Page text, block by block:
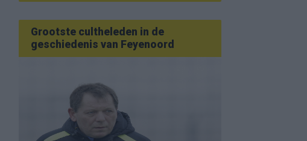
Grootste cultheleden in de
geschiedenis van Feyenoord